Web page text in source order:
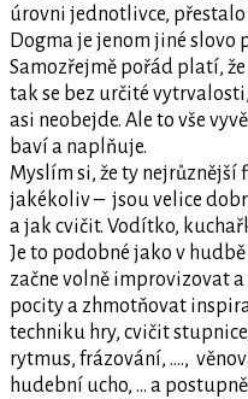
úrovni jednotlivce, přestalo
Dogma je jenom jiné slovo
Samozřejmě pořád platí,
tak se bez určité
asi neobejde. Ale to vše
baví a naplňuje.
Myslím si, že ty nejrůznější
jakékoliv – jsou velice
a jak cvičit. Vodítko,
Je to podobné jako v
začne volně improvizovat
pocity a zhmotňovat
techniku hry, cvičit
rytmus, frázování, ….,
hudební ucho, … a